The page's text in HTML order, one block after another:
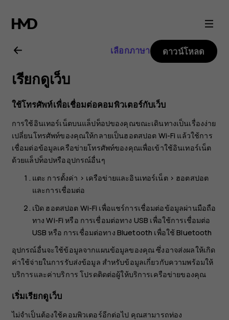
คู่มือ
ผู้
ใช้
Nokia
3.2
เลือกภาษา ดาวน์โหลด
เรียกดูเว็บ
ใช้โทรศัพท์เพื่อเชื่อมต่อคอมพิวเตอร์กับเว็บ
การใช้อินเทอร์เน็ตบนแล็ปท็อปของคุณขณะเดินทางเป็นเรื่องง่าย
เปลี่ยนโทรศัพท์ของคุณให้กลายเป็นฮอตสปอต Wi-Fi แล้วใช้การ
เชื่อมต่อข้อมูลเครือข่ายโทรศัพท์ของคุณเพื่อเข้าใช้อินเทอร์เน็ต
ด้วยแล็ปท็อปหรืออุปกรณ์อื่นๆ
แตะ การตั้งค่า > เครือข่ายและอินเทอร์เน็ต> ฮอตสปอต
และการเชื่อมต่อ
เปิด ฮอตสปอต Wi-Fi เพื่อแชร์การเชื่อมต่อข้อมูลผ่านมือถือ
ทาง Wi-Fi หรือ การเชื่อมต่อทาง USB เพื่อใช้การเชื่อมต่อ
USB หรือ การเชื่อมต่อทาง Bluetooth เพื่อใช้ Bluetooth
อุปกรณ์อื่นจะใช้ข้อมูลจากแผนข้อมูลของคุณ ซึ่งอาจส่งผลให้เกิด
ค่าใช้จ่ายในการรับส่งข้อมูล สำหรับข้อมูลเกี่ยวกับความพร้อมให้
บริการและค่าบริการ โปรดติดต่อผู้ให้บริการเครือข่ายของคุณ
เริ่มเรียกดูเว็บ
ไม่จำเป็นต้องใช้คอมพิวเตอร์อีกต่อไป คุณสามารถท่อง